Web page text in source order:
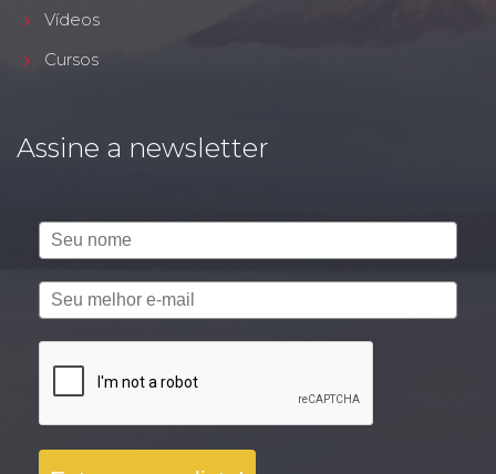
Vídeos
Cursos
Assine a newsletter